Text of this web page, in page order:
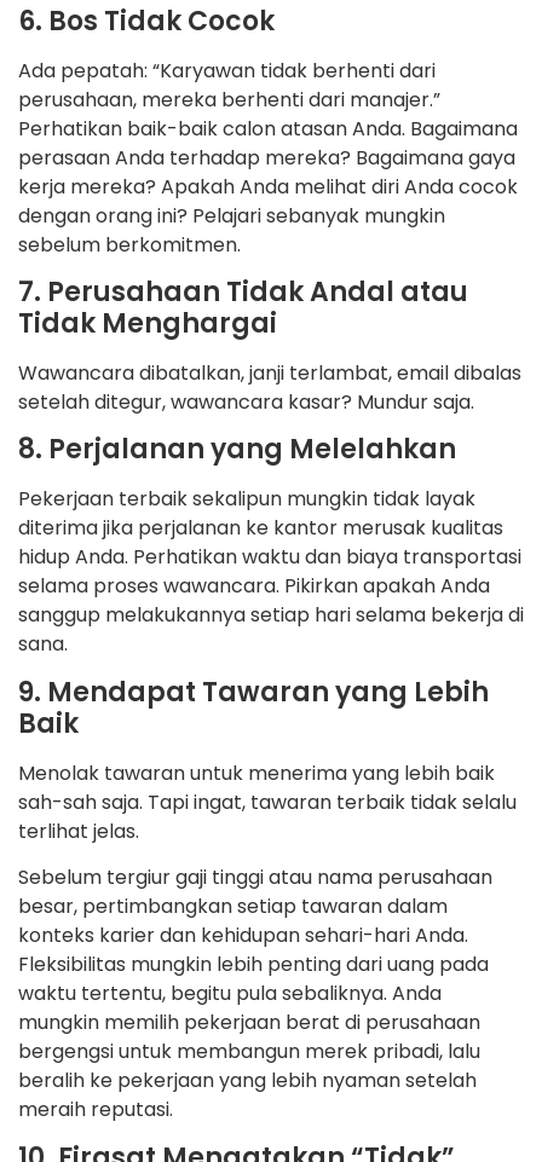
6. Bos Tidak Cocok
Ada pepatah: “Karyawan tidak berhenti dari
perusahaan, mereka berhenti dari manajer.”
Perhatikan baik-baik calon atasan Anda. Bagaimana
perasaan Anda terhadap mereka? Bagaimana gaya
kerja mereka? Apakah Anda melihat diri Anda cocok
dengan orang ini? Pelajari sebanyak mungkin
sebelum berkomitmen.
7. Perusahaan Tidak Andal atau
Tidak Menghargai
Wawancara dibatalkan, janji terlambat, email dibalas
setelah ditegur, wawancara kasar? Mundur saja.
8. Perjalanan yang Melelahkan
Pekerjaan terbaik sekalipun mungkin tidak layak
diterima jika perjalanan ke kantor merusak kualitas
hidup Anda. Perhatikan waktu dan biaya transportasi
selama proses wawancara. Pikirkan apakah Anda
sanggup melakukannya setiap hari selama bekerja di
sana.
9. Mendapat Tawaran yang Lebih
Baik
Menolak tawaran untuk menerima yang lebih baik
sah-sah saja. Tapi ingat, tawaran terbaik tidak selalu
terlihat jelas.
Sebelum tergiur gaji tinggi atau nama perusahaan
besar, pertimbangkan setiap tawaran dalam
konteks karier dan kehidupan sehari-hari Anda.
Fleksibilitas mungkin lebih penting dari uang pada
waktu tertentu, begitu pula sebaliknya. Anda
mungkin memilih pekerjaan berat di perusahaan
bergengsi untuk membangun merek pribadi, lalu
beralih ke pekerjaan yang lebih nyaman setelah
meraih reputasi.